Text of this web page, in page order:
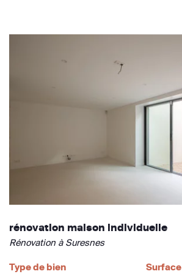
rénovation maison individuelle
Rénovation à Suresnes
Type de bien
Surface